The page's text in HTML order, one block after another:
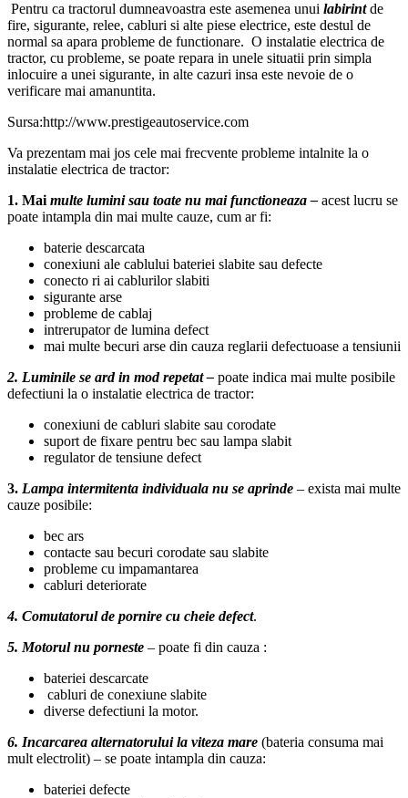
Pentru ca tractorul dumneavoastra este asemenea unui labirintde
fire, sigurante, relee, cabluri si alte piese electrice, este destul de
normal sa apara probleme de functionare. O instalatie electrica de
tractor, cu probleme, se poate repara in unele situatii prin simpla
inlocuire a unei sigurante, in alte cazuri insa este nevoie de o
verificare mai amanuntita.
Sursa:http://www.prestigeautoservice.com
Va prezentam mai jos cele mai frecvente probleme intalnite la o
instalatie electrica de tractor:
1. Mai multe lumini sau toate nu mai functioneaza – acest lucru se
poate intampla din mai multe cauze, cum ar fi:
baterie descarcata
conexiuni ale cablului bateriei slabite sau defecte
conecto ri ai cablurilor slabiti
sigurante arse
probleme de cablaj
intrerupator de lumina defect
mai multe becuri arse din cauza reglarii defectuoase a tensiunii
2. Luminile se ard in mod repetat – poate indica mai multe posibile
defectiuni la o instalatie electrica de tractor:
conexiuni de cabluri slabite sau corodate
suport de fixare pentru bec sau lampa slabit
regulator de tensiune defect
3. Lampa intermitenta individuala nu se aprinde – exista mai multe
cauze posibile:
bec ars
contacte sau becuri corodate sau slabite
probleme cu impamantarea
cabluri deteriorate
4. Comutatorul de pornire cu cheie defect.
5. Motorul nu porneste – poate fi din cauza :
bateriei descarcate
cabluri de conexiune slabite
diverse defectiuni la motor.
6. Incarcarea alternatorului la viteza mare (bateria consuma mai
mult electrolit) – se poate intampla din cauza:
bateriei defecte